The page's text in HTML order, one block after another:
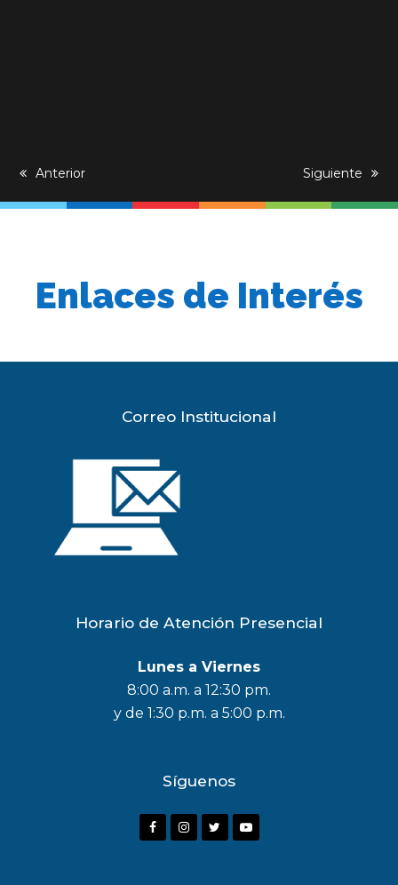
previous
Anterior
next
Siguiente
Enlaces de Interés
Correo Institucional
Horario de Atención Presencial
Lunes a Viernes
8:00 a.m. a 12:30 pm.
y de 1:30 p.m. a 5:00 p.m.
Síguenos
F
I
Y